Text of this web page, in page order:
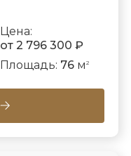
Цена:
от 2 796 300 ₽
Площадь: 76м 2